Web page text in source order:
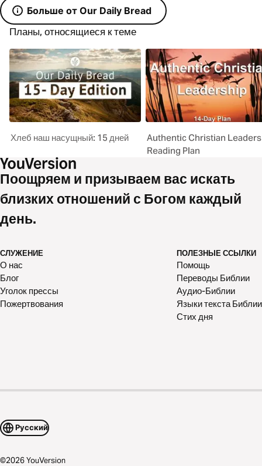
Больше от Our Daily Bread
Планы, относящиеся к теме
Хлеб наш насущный: 15 дней
Authentic Christian
Reading Plan
Поощряем и призываем вас искать
близких отношений с Богом каждый
день.
СЛУЖЕНИЕ
О нас
Блог
Уголок прессы
Пожертвования
ПОЛЕЗНЫЕ ССЫЛКИ
Помощь
Переводы Библии
Аудио-Библии
Языки текста Библии
Стих дня
Русский
©2026YouVersion